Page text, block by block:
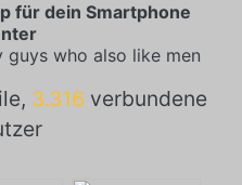
für dein Smartphone
who also like men
3.316 verbundene